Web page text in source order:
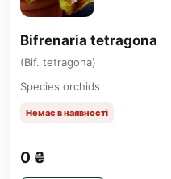
Bifrenaria tetragona
(Bif. tetragona)
Species orchids
Немає в наявності
0 ₴